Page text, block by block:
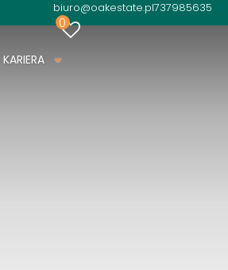
biuro@oakestate.pl737985635
0
KARIERA